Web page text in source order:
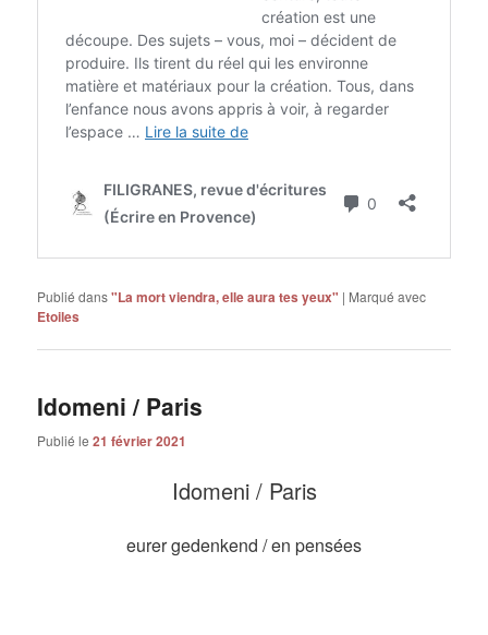
Publié dans"La mort viendra, elle aura tes yeux" | Marqué avec
Etoiles
Idomeni / Paris
Publié le21 février 2021
Idomeni / Paris
eurer gedenkend / en pensées